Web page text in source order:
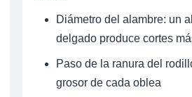
Diámetro del alambre: un
delgado produce cortes
Paso de la ranura del
grosor de cada oblea